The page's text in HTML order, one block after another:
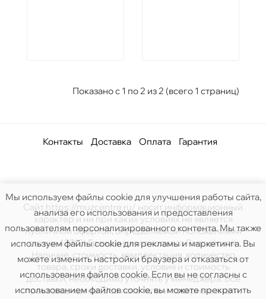
Показано с 1 по 2 из 2 (всего 1 страниц)
Контакты Доставка Оплата Гарантия
Сайт https://muzcentre.ru/ носит информационный
характер и ни при каких условиях не является
публичной офертой, определяемой положениями
статьи 437(2) Гражданского кодекса Российской.
Наличие, стоимость, комплектация, количество
товара, сроки доставки, условия и стоимость
доставки, необходимо уточнять у менеджера. Все
права защищены. Все логотипы и товарные знаки,
Мы используем файлы cookie для улучшения работы сайта,
анализа его использования и предоставления
пользователям персонализированного контента. Мы также
используем файлы cookie для рекламы и маркетинга. Вы
можете изменить настройки браузера и отказаться от
использования файлов cookie. Если вы не согласны с
использованием файлов cookie, вы можете прекратить